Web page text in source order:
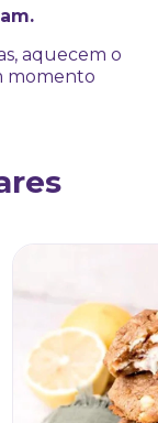
aquecem o
momento